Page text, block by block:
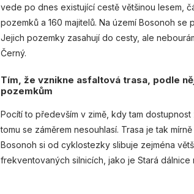
vede po dnes existující cestě většinou lesem,
pozemků a 160 majitelů. Na území Bosonoh
Jejich pozemky zasahují do cesty, ale
Černý.
Tím, že vznikne asfaltová trasa, podle
pozemkům
Pocítí to především v zimě, kdy tam
tomu se záměrem nesouhlasí. Trasa je tak
Bosonoh si od cyklostezky slibuje zejména
frekventovaných silnicích, jako je Stará dálnice